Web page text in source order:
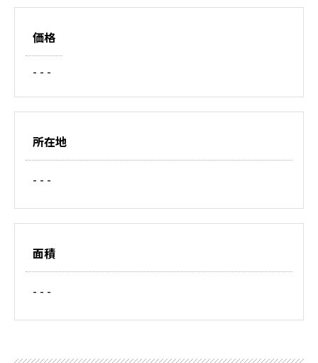
価格
- - -
所在地
- - -
面積
- - -